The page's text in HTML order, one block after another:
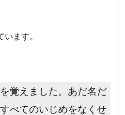
ます。
覚えました。あだ名だ
べてのいじめをなくせ